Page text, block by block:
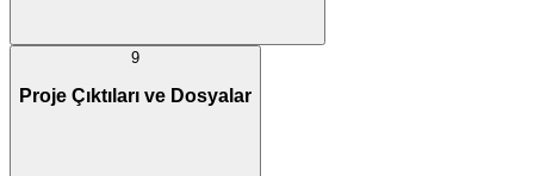
9
Proje Çıktıları ve Dosyalar